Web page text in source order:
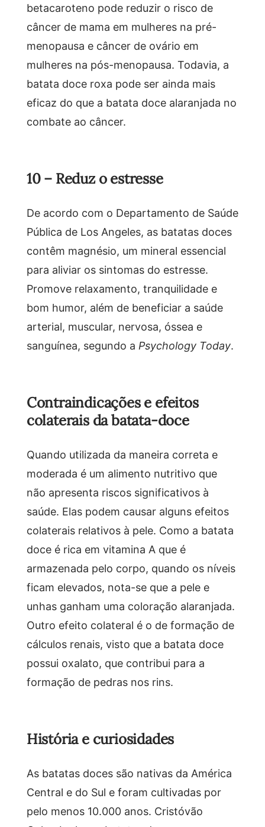
betacaroteno pode reduzir o risco de
câncer de mama em mulheres na pré-
menopausa e câncer de ovário em
mulheres na pós-menopausa. Todavia, a
batata doce roxa pode ser ainda mais
eficaz do que a batata doce alaranjada no
combate ao câncer.
10 – Reduz o estresse
De acordo com o Departamento de Saúde
Pública de Los Angeles, as batatas doces
contêm magnésio, um mineral essencial
para aliviar os sintomas do estresse.
Promove relaxamento, tranquilidade e
bom humor, além de beneficiar a saúde
arterial, muscular, nervosa, óssea e
sanguínea, segundo a Psychology Today.
Contraindicações e efeitos
colaterais da batata-doce
Quando utilizada da maneira correta e
moderada é um alimento nutritivo que
não apresenta riscos significativos à
saúde. Elas podem causar alguns efeitos
colaterais relativos à pele. Como a batata
doce é rica em vitamina A que é
armazenada pelo corpo, quando os níveis
ficam elevados, nota-se que a pele e
unhas ganham uma coloração alaranjada.
Outro efeito colateral é o de formação de
cálculos renais, visto que a batata doce
possui oxalato, que contribui para a
formação de pedras nos rins.
História e curiosidades
As batatas doces são nativas da América
Central e do Sul e foram cultivadas por
pelo menos 10.000 anos. Cristóvão